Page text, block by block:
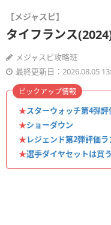
【メジャスピ】
タイフランス
メジャスピ攻略班
最終更新日：2026.08.05
★スターウォッチ第4弾
★ショーダウン
★レジェンド第2弾評価
★選手ダイヤセットは買
ピックアップ情報